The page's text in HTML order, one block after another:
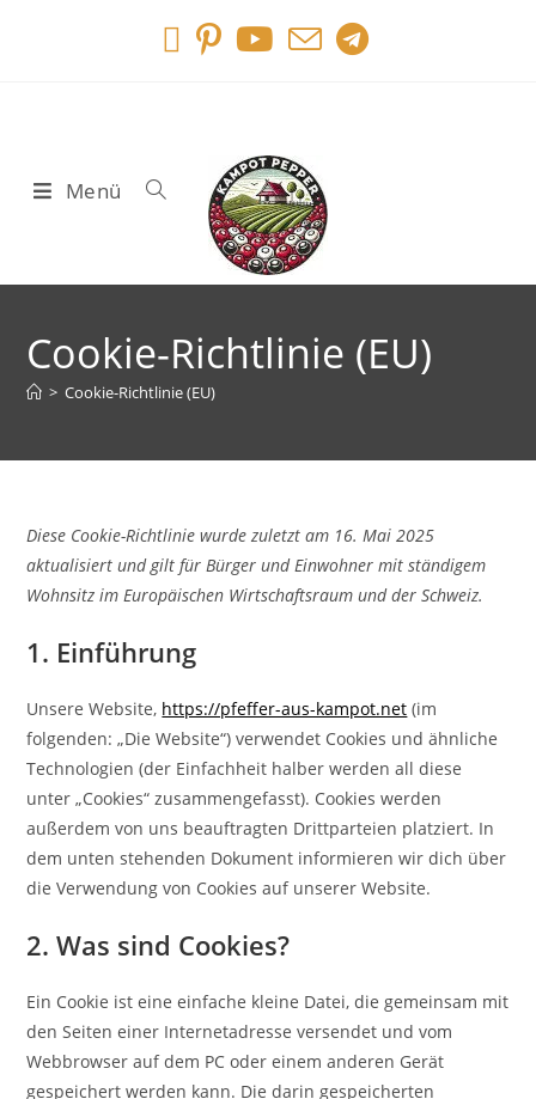
Menü
Cookie-Richtlinie (EU)
> Cookie-Richtlinie (EU)
Diese Cookie-Richtlinie wurde zuletzt am 16. Mai 2025
aktualisiert und gilt für Bürger und Einwohner mit ständigem
Wohnsitz im Europäischen Wirtschaftsraum und der Schweiz.
1. Einführung
Unsere Website, https://pfeffer-aus-kampot.net (im
folgenden: „Die Website“) verwendet Cookies und ähnliche
Technologien (der Einfachheit halber werden all diese
unter „Cookies“ zusammengefasst). Cookies werden
außerdem von uns beauftragten Drittparteien platziert. In
dem unten stehenden Dokument informieren wir dich über
die Verwendung von Cookies auf unserer Website.
2. Was sind Cookies?
Ein Cookie ist eine einfache kleine Datei, die gemeinsam mit
den Seiten einer Internetadresse versendet und vom
Webbrowser auf dem PC oder einem anderen Gerät
gespeichert werden kann. Die darin gespeicherten